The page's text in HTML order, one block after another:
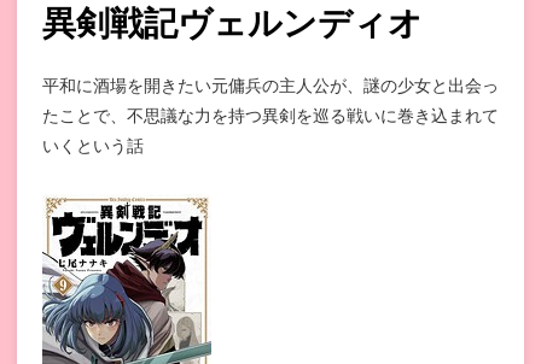
異剣戦記ヴェルンディオ
平和に酒場を開きたい元傭兵の主人公が、謎の少女と出会っ
たことで、不思議な力を持つ異剣を巡る戦いに巻き込まれて
いくという話